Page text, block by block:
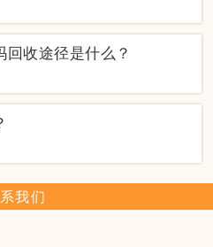
收途径是什么？
我们